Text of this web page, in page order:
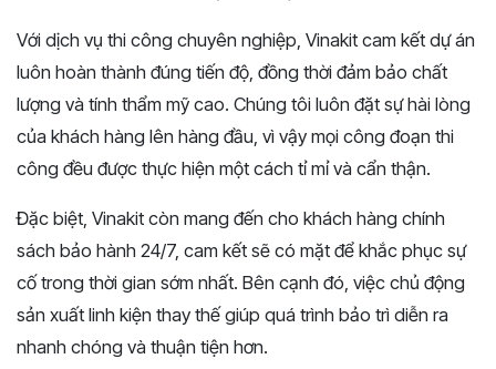
Với dịch vụ thi công chuyên nghiệp, Vinakit cam kết dự án
luôn hoàn thành đúng tiến độ, đồng thời đảm bảo chất
lượng và tính thẩm mỹ cao. Chúng tôi luôn đặt sự hài lòng
của khách hàng lên hàng đầu, vì vậy mọi công đoạn thi
công đều được thực hiện một cách tỉ mỉ và cẩn thận.
Đặc biệt, Vinakit còn mang đến cho khách hàng chính
sách bảo hành 24/7, cam kết sẽ có mặt để khắc phục sự
cố trong thời gian sớm nhất. Bên cạnh đó, việc chủ động
sản xuất linh kiện thay thế giúp quá trình bảo trì diễn ra
nhanh chóng và thuận tiện hơn.